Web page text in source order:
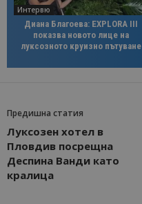
Интервю
Диана Благоева: EXPLORA III
показва новото лице на
луксозното круизно пътуване
Предишна статия
Луксозен хотел в
Пловдив посрещна
Деспина Ванди като
кралица